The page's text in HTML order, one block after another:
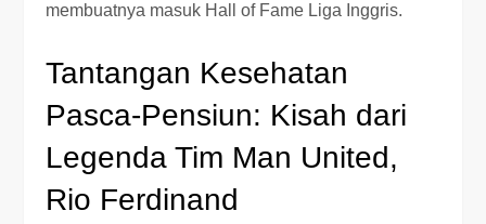
membuatnya masuk Hall of Fame Liga Inggris.
Tantangan Kesehatan
Pasca-Pensiun: Kisah dari
Legenda Tim Man United,
Rio Ferdinand